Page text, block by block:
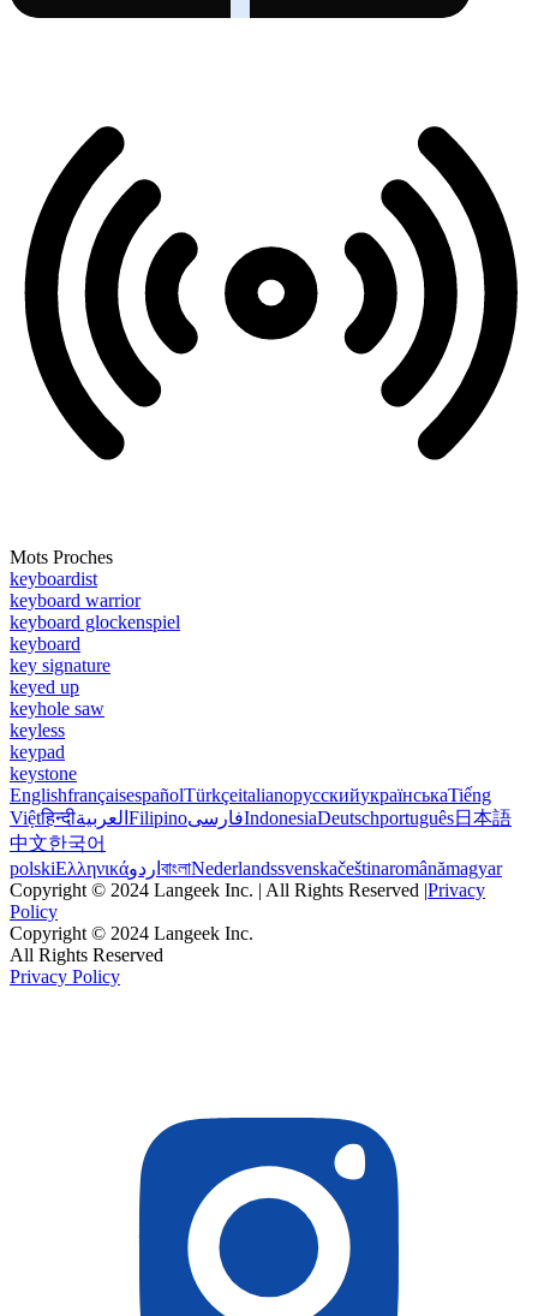
Mots Proches
keyboardist
keyboard warrior
keyboard glockenspiel
keyboard
key signature
keyed up
keyhole saw
keyless
keypad
keystone
EnglishfrançaisespañolTürkçeitalianoрусскийукраїнськаTiếng
Việtहिन्दीالعربية FilipinoفارسیIndonesiaDeutschportuguês日本語
中文한국어
polskiΕλληνικάاردو বাংলাNederlandssvenskačeštinaromânămagyar
Copyright © 2024 Langeek Inc. | All Rights Reserved |Privacy
Policy
Copyright © 2024 Langeek Inc.
All Rights Reserved
Privacy Policy